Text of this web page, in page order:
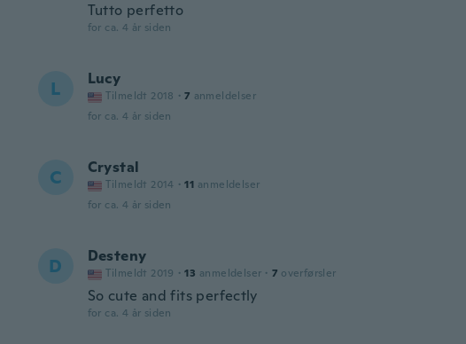
Tutto perfetto
for ca. 4 år siden
L Lucy
Tilmeldt 2018 · 7 anmeldelser
for ca. 4 år siden
C Crystal
Tilmeldt 2014 · 11 anmeldelser
for ca. 4 år siden
D Desteny
Tilmeldt 2019 · 13 anmeldelser · 7 overførsler
So cute and fits perfectly
for ca. 4 år siden